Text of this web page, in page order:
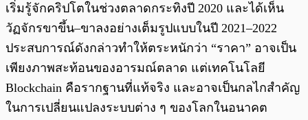
เริ่มรู้จักคริปโตในช่วงตลาดกระทิงปี 2020 และได้เห็น
วัฏจักรขาขึ้น–ขาลงอย่างเต็มรูปแบบในปี 2021–2022
ประสบการณ์ดังกล่าวทำให้ตระหนักว่า “ราคา” อาจเป็น
เพียงภาพสะท้อนของอารมณ์ตลาด แต่เทคโนโลยี
Blockchain คือรากฐานที่แท้จริง และอาจเป็นกลไกสำคัญ
ในการเปลี่ยนแปลงระบบต่าง ๆ ของโลกในอนาคต